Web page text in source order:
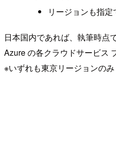
リージョンも指定
日本国内であれば、執筆時点
Azure の各クラウドサービス
※いずれも東京リージョンのみ